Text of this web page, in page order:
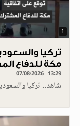
1
تركيا
مكة للدفاع
07/08/2026 - 13:29
شاهد.. تركيا